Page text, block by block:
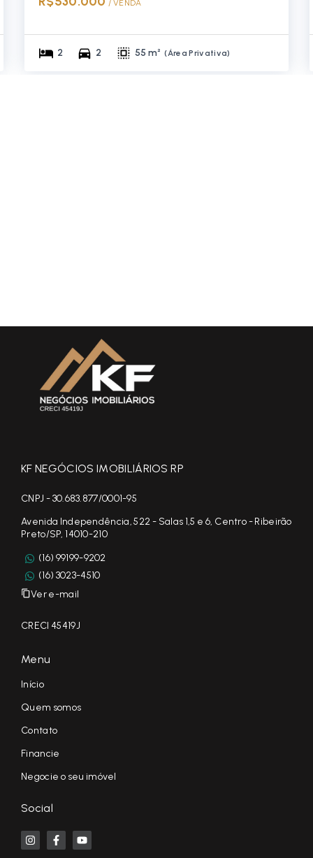
/ VENDA
2 2 55 m² (Área Privativa)
KF NEGÓCIOS IMOBILIÁRIOS RP
CNPJ - 30.683.877/0001-95
Avenida Independência, 522 - Salas 1,5 e 6, Centro - Ribeirão
Preto/SP, 14010-210
(16) 99199-9202
(16) 3023-4510
Ver e-mail
CRECI 45419J
Menu
Início
Quem somos
Contato
Financie
Negocie o seu imóvel
Social